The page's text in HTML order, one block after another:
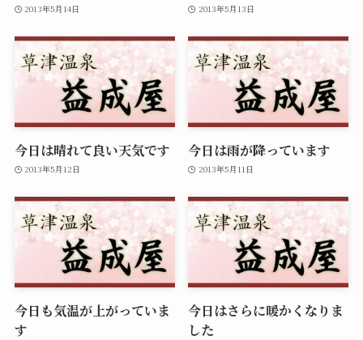
2013年5月14日 2013年5月13日
今日は晴れて良い天気です
2013年5月12日
今日は雨が降っています
2013年5月11日
今日も気温が上がっていま
す
今日はさらに暖かくなりま
した